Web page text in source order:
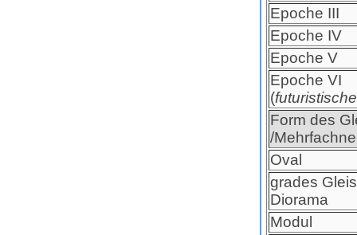
Epoche III
Epoche IV
Epoche V
Epoche VI
(
Form des
/
Oval
grades
Diorama
Modul